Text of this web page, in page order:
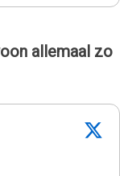
allemaal zo